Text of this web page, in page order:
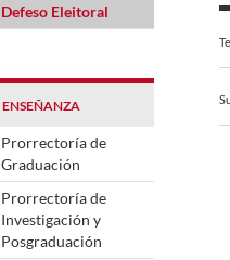
Defeso Eleitoral
ENSEÑANZA
Prorrectoría de
Graduación
Prorrectoría de
Investigación y
Posgraduación